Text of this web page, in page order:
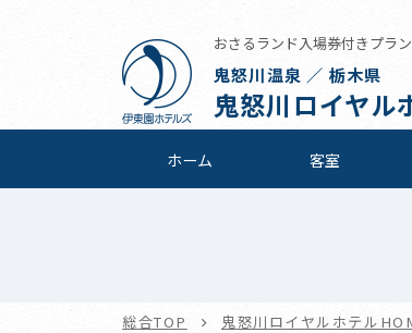
おさるランド入場券付きプラ
鬼怒川温泉 ／ 栃木県
鬼怒川ロイヤル
ホーム 客室
総合TOP 鬼怒川ロイヤルホテル